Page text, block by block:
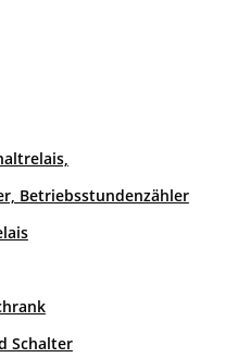
Betriebsstundenzähler
Schalter